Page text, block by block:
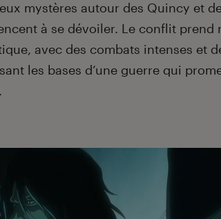
mystères autour des Quincy et
à se dévoiler. Le conflit
avec des combats intenses et
les bases d’une guerre qui